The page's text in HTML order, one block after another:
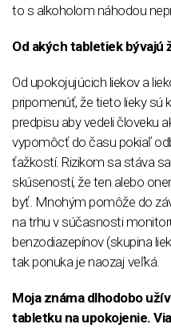
to s alkoholom náhodou
Od akých tabletiek bývajú
Od upokojujúcich liekov a
pripomenúť, že tieto lieky sú
predpisu aby vedeli človeku
vypomôcť do času pokiaľ
ťažkostí. Rizikom sa stáva
skúseností, že ten alebo
byť. Mnohým pomôže do
na trhu v súčasnosti
benzodiazepínov (skupina
tak ponuka je naozaj veľká.
Moja známa dlhodobo
tabletku na upokojenie.